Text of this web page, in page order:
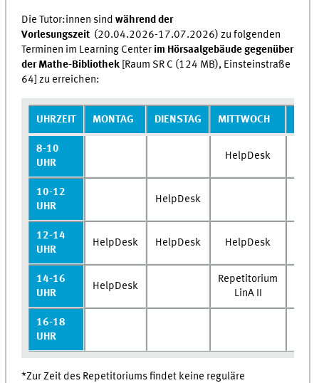
Die Tutor:innen sindwährend der
Vorlesungszeit (20.04.2026-17.07.2026) zu folgenden
Terminen im Learning Center im Hörsaalgebäude gegenüber
der Mathe-Bibliothek [Raum SR C (124 MB), Einsteinstraße
64] zu erreichen:
UHRZEIT MONTAG DIENSTAG MITTWOCH
8-10
UHR
HelpDesk
10-12
UHR
HelpDesk
12-14
UHR
HelpDesk HelpDesk HelpDesk
14-16
UHR
HelpDesk
Repetitorium
LinA II
16-18
UHR
*Zur Zeit des Repetitoriums findet keine reguläre